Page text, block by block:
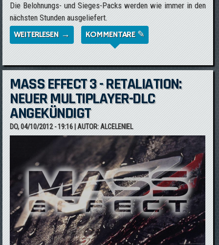
Die Belohnungs- und Sieges-Packs werden wie immer in den
nächsten Stunden ausgeliefert.
WEITERLESEN → ÜBER OPERATION: OVERDRIVE WAR
ERFOLGREICH
KOMMENTARE ✎
MASS EFFECT 3 - RETALIATION:
NEUER MULTIPLAYER-DLC
ANGEKÜNDIGT
DO, 04/10/2012 - 19:16| AUTOR:ALCELENIEL